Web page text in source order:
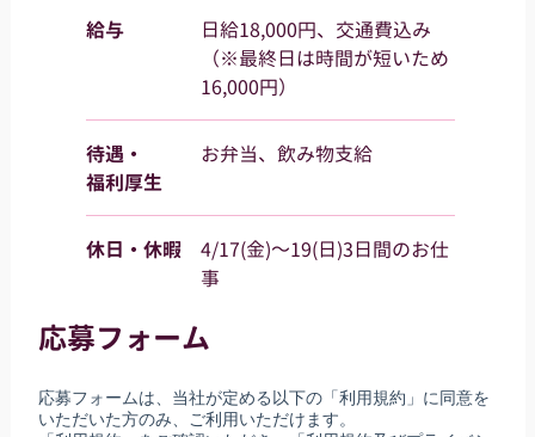
給与
日給18,000円、交通費込み
（※最終日は時間が短いため
16,000円）
待遇・
福利厚生
お弁当、飲み物支給
休日・休暇
4/17(金)～19(日)3日間のお仕
事
応募フォーム